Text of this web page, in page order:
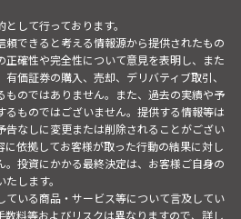
して行っております。
できると考える情報源から提供されたもの
正確性や完全性について意見を表明し、また
価証券の購入、売却、デリバティブ取引、
ものではありません。また、過去の実績や予
ものではございません。提供する情報等は
告なしに変更または削除されることがござい
に依拠してお客様が取った行動の結果に対し
投資にかかる最終決定は、お客様ご自身の
します。
ている商品・サービス等について言及してい